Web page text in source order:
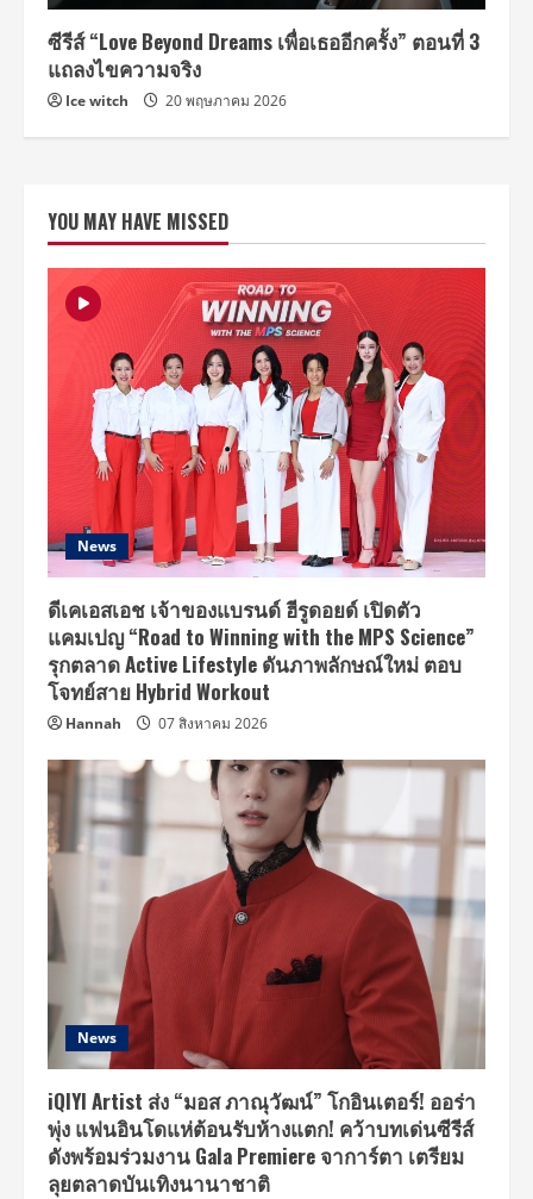
ซีรีส์ “Love Beyond Dreams เพื่อเธออีกครั้ง” ตอนที่ 3
แถลงไขความจริง
Ice witch 20 พฤษภาคม 2026
YOU MAY HAVE MISSED
News
ดีเคเอสเอช เจ้าของแบรนด์ ฮีรูดอยด์ เปิดตัว
แคมเปญ “Road to Winning with the MPS Science”
รุกตลาด Active Lifestyle ดันภาพลักษณ์ใหม่ ตอบ
โจทย์สาย Hybrid Workout
Hannah 07 สิงหาคม 2026
News
iQIYI Artist ส่ง “มอส ภาณุวัฒน์” โกอินเตอร์! ออร่า
พุ่ง แฟนอินโดแห่ต้อนรับห้างแตก! คว้าบทเด่นซีรีส์
ดังพร้อมร่วมงาน Gala Premiere จาการ์ตา เตรียม
ลุยตลาดบันเทิงนานาชาติ